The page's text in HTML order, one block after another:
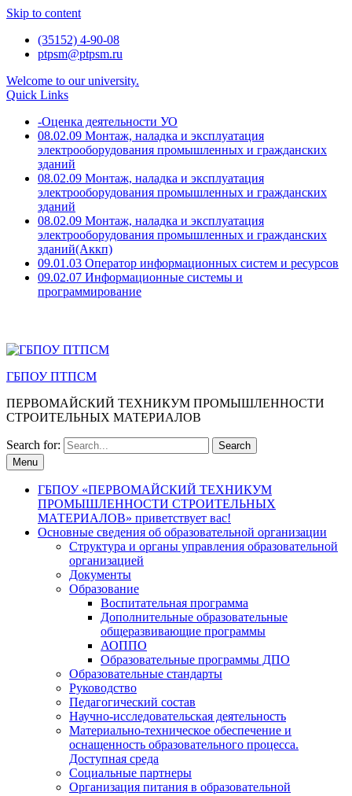
Skip to content
(35152) 4-90-08
ptpsm@ptpsm.ru
Welcome to our university.
Quick Links
-Оценка деятельности УО
08.02.09 Монтаж, наладка и эксплуатация
электрооборудования промышленных и гражданских
зданий
08.02.09 Монтаж, наладка и эксплуатация
электрооборудования промышленных и гражданских
зданий
08.02.09 Монтаж, наладка и эксплуатация
электрооборудования промышленных и гражданских
зданий(Аккп)
09.01.03 Оператор информационных систем и ресурсов
09.02.07 Информационные системы и
программирование
ГБПОУ ПТПСМ
ПЕРВОМАЙСКИЙ ТЕХНИКУМ ПРОМЫШЛЕННОСТИ
СТРОИТЕЛЬНЫХ МАТЕРИАЛОВ
Search for:
Menu
ГБПОУ «ПЕРВОМАЙСКИЙ ТЕХНИКУМ
ПРОМЫШЛЕННОСТИ СТРОИТЕЛЬНЫХ
МАТЕРИАЛОВ» приветствует вас!
Основные сведения об образовательной организации
Структура и органы управления образовательной
организацией
Документы
Образование
Воспитательная программа
Дополнительные образовательные
общеразвивающие программы
АОППО
Образовательные программы ДПО
Образовательные стандарты
Руководство
Педагогический состав
Научно-исследовательская деятельность
Материально-техническое обеспечение и
оснащенность образовательного процесса.
Доступная среда
Социальные партнеры
Организация питания в образовательной